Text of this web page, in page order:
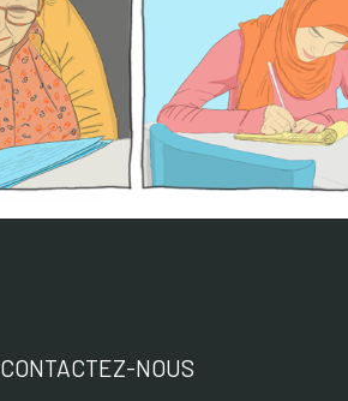
CONTACTEZ-NOUS